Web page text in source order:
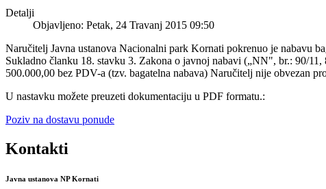
Detalji
Objavljeno: Petak, 24 Travanj 2015 09:50
Naručitelj Javna ustanova Nacionalni park Kornati pokrenuo je nabavu
Sukladno članku 18. stavku 3. Zakona o javnoj nabavi („NN", br.: 90/
500.000,00 bez PDV-a (tzv. bagatelna nabava) Naručitelj nije obvezan
U nastavku možete preuzeti dokumentaciju u PDF formatu.:
Poziv na dostavu ponude
Kontakti
Javna ustanova NP Kornati